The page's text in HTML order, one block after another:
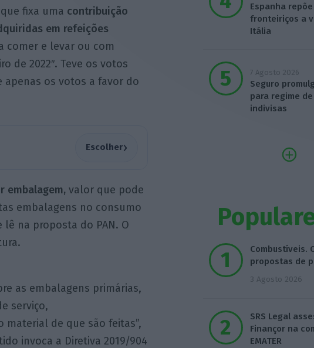
fixa uma contribuição
em refeições
comer e levar ou com
de 2022″. Teve os votos
apenas os votos a favor do
Escolher›
embalagem, valor que pode
embalagens no consumo
na proposta do PAN. O
as embalagens primárias,
serviço,
material de que são feitas”,
invoca a Diretiva 2019/904
Espanha
fronteiriços a
Itália
7 Agosto 2026
Seguro
para regime
indivisas
Combustíveis.
propostas de
3 Agosto 2026
SRS Legal
Finançor na
EMATER